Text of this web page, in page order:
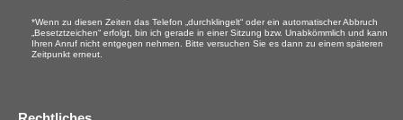
*Wenn zu diesen Zeiten das Telefon „durchklingelt“ oder ein automatischer Abbruch
„Besetztzeichen“ erfolgt, bin ich gerade in einer Sitzung bzw. Unabkömmlich und kann
Ihren Anruf nicht entgegen nehmen. Bitte versuchen Sie es dann zu einem späteren
Zeitpunkt erneut.